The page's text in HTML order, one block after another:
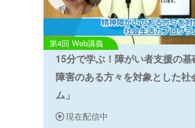
Web講義
15分で学ぶ！障がい者支援の
障害のある方々を対象とした社
ム」
現在配信中